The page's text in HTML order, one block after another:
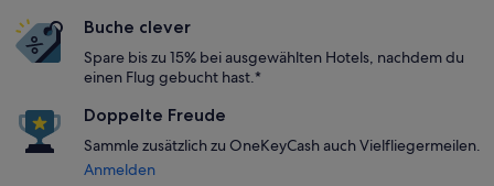
Buche clever
Spare bis zu 15% bei ausgewählten Hotels, nachdem du
einen Flug gebucht hast.*
Doppelte Freude
Sammle zusätzlich zu OneKeyCash auch Vielfliegermeilen.
Anmelden